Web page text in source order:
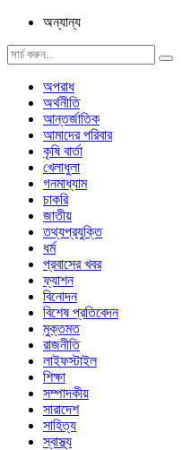
অন্যান্য
অপরাধ
অর্থনীতি
আন্তর্জাতিক
আমাদের পরিবার
কৃষি বার্তা
খেলাধুলা
গনমাধ্যাম
চাকরি
জাতীয়
তথ্যপ্রযুক্তি
ধর্ম
প্রবাসের খবর
ফ্যাশন
বিনোদন
বিশেষ প্রতিবেদন
মুক্তমত
রাজনীতি
লাইফস্টাইল
শিক্ষা
সম্পাদকীয়
সারাদেশ
সাহিত্য
স্বাস্থ্য